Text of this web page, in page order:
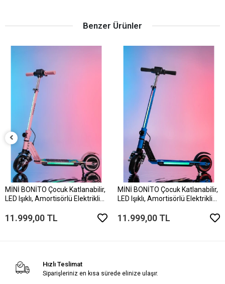
Benzer Ürünler
MİNİ BONİTO Çocuk Katlanabilir,
LED Işıklı, Amortisörlü Elektrikli
Direksiyonlu!”(Dizlik ve Dirseklik
11.999,00 TL
MİNİ BONİTO Çocuk Katlanabilir,
LED Işıklı, Amortisörlü Elektrikli
Direksiyonlu!”(Dizlik ve Dirseklik
11.999,00 TL
Hızlı Teslimat
Siparişleriniz en kısa sürede elinize ulaşır.